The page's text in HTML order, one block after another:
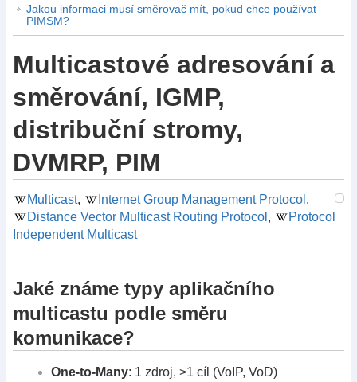
Jakou informaci musí směrovač mít, pokud chce používat
PIMSM?
Multicastové adresování a
směrování, IGMP,
distribuční stromy,
DVMRP, PIM
Multicast, Internet Group Management Protocol ,
Distance Vector Multicast Routing Protocol ,
Protocol
Independent Multicast
Jaké známe typy aplikačního
multicastu podle směru
komunikace?
One-to-Many: 1 zdroj, >1 cíl (VoIP, VoD)